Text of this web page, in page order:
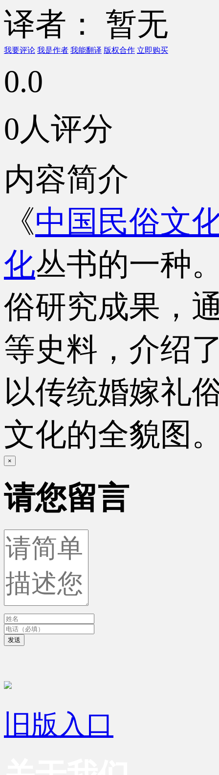
译者： 暂无
我要评论 我是作者 我能翻译 版权合作 立即购买
0.0
0人评分
内容简介
《中国民俗文
化丛书的一种
俗研究成果，
等史料，介绍
以传统婚嫁礼
文化的全貌图
×
请您留言
发送
旧版入口